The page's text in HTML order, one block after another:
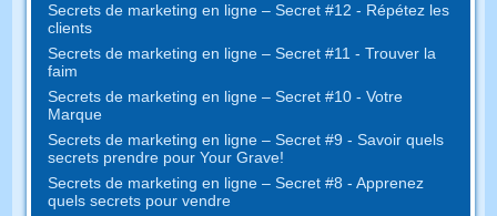
Secrets de marketing en ligne – Secret #12 - Répétez les
clients
Secrets de marketing en ligne – Secret #11 - Trouver la
faim
Secrets de marketing en ligne – Secret #10 - Votre
Marque
Secrets de marketing en ligne – Secret #9 - Savoir quels
secrets prendre pour Your Grave!
Secrets de marketing en ligne – Secret #8 - Apprenez
quels secrets pour vendre